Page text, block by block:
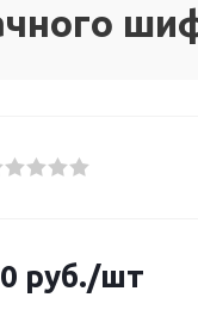
руб./шт